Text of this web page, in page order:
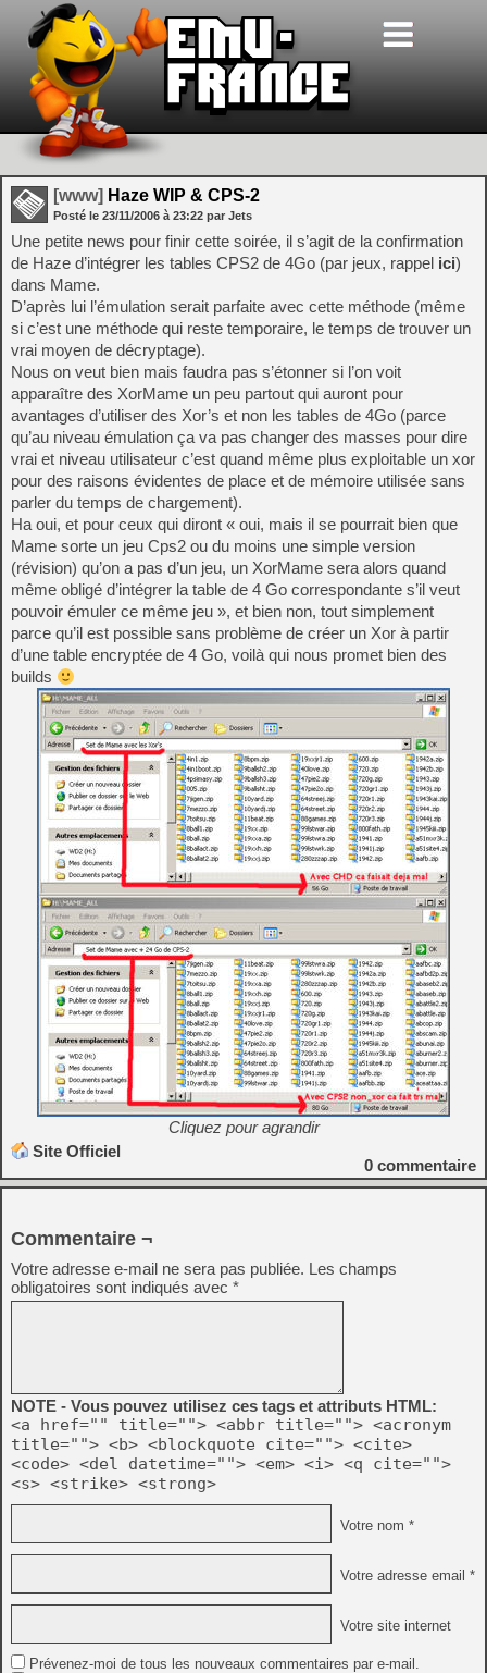
[www] Haze WIP & CPS-2
Posté le 23/11/2006 à 23:22 par Jets
Une petite news pour finir cette soirée, il s’agit de la confirmation
de Haze d’intégrer les tables CPS2 de 4Go (par jeux, rappel ici)
dans Mame.
D’après lui l’émulation serait parfaite avec cette méthode (même
si c’est une méthode qui reste temporaire, le temps de trouver un
vrai moyen de décryptage).
Nous on veut bien mais faudra pas s’étonner si l’on voit
apparaître des XorMame un peu partout qui auront pour
avantages d’utiliser des Xor’s et non les tables de 4Go (parce
qu’au niveau émulation ça va pas changer des masses pour dire
vrai et niveau utilisateur c’est quand même plus exploitable un xor
pour des raisons évidentes de place et de mémoire utilisée sans
parler du temps de chargement).
Ha oui, et pour ceux qui diront « oui, mais il se pourrait bien que
Mame sorte un jeu Cps2 ou du moins une simple version
(révision) qu’on a pas d’un jeu, un XorMame sera alors quand
même obligé d’intégrer la table de 4 Go correspondante s’il veut
pouvoir émuler ce même jeu », et bien non, tout simplement
parce qu’il est possible sans problème de créer un Xor à partir
d’une table encryptée de 4 Go, voilà qui nous promet bien des
builds
Cliquez pour agrandir
Site Officiel
0 commentaire
Commentaire ¬
Votre adresse e-mail ne sera pas publiée. Les champs
obligatoires sont indiqués avec *
NOTE - Vous pouvez utilisez ces tags et attributs HTML:
<a href="" title=""> <abbr title=""> <acronym
title=""> <b> <blockquote cite=""> <cite>
<code> <del datetime=""> <em> <i> <q cite="">
<s> <strike> <strong>
Votre nom *
Votre adresse email *
Votre site internet
Prévenez-moi de tous les nouveaux commentaires par e-mail.